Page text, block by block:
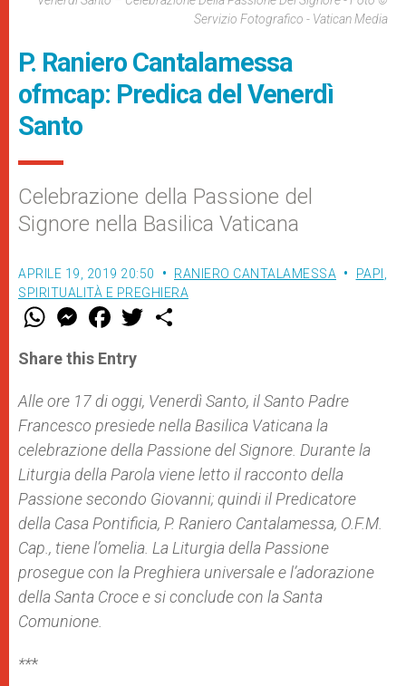
Servizio Fotografico - Vatican Media
P. Raniero Cantalamessa
ofmcap: Predica del Venerdì
Santo
Celebrazione della Passione del
Signore nella Basilica Vaticana
APRILE 19, 2019 20:50 RANIERO CANTALAMESSA PAPI
SPIRITUALITÀ E PREGHIERA
W
t
s
p
p
M
e
s
e
g
e
r
F
a
e
b
o
k
w
r
Share this Entry
Alle ore 17 di oggi, Venerdì Santo, il Santo Padre
Francesco presiede nella Basilica Vaticana la
celebrazione della Passione del Signore. Durante la
Liturgia della Parola viene letto il racconto della
Passione secondo Giovanni; quindi il Predicatore
della Casa Pontificia, P. Raniero Cantalamessa, O.F.M.
Cap., tiene l’omelia. La Liturgia della Passione
prosegue con la Preghiera universale e l’adorazione
della Santa Croce e si conclude con la Santa
Comunione.
***